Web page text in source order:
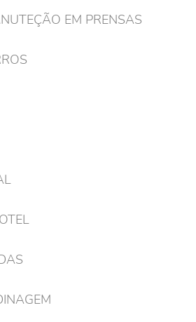
EM PRENSAS